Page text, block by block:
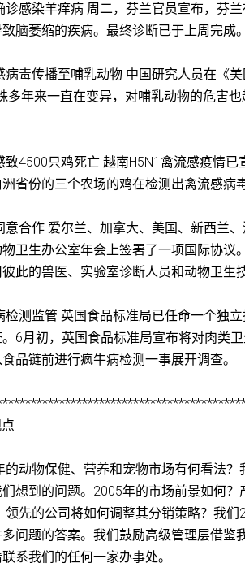
感染羊痒病 周二，芬兰官员宣布，芬
脑萎缩的疾病。最终诊断已于上周完成
毒传播至哺乳动物 中国研究人员在《
多年来一直在变异，对哺乳动物的危害
4500只鸡死亡 越南H5N1禽流感疫情
省份的三个农场的鸡在检测出禽流感病
合作 爱尔兰、加拿大、美国、新西兰
卫生办公室年会上签署了一项国际协
此的兽医、实验室诊断人员和动物卫生
测监管 英国食品标准局已任命一个独
6月初，英国食品标准局宣布将对肉类
品链前进行疯牛病检测一事展开调查。
的动物保健、营养和宠物市场有何看法
想到的问题。2005年的市场前景如何
领先的公司将如何调整其分销策略？我
问题的答案。我们鼓励高级管理层借
系我们的任何一家办事处。